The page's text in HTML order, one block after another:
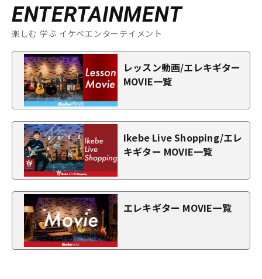
ENTERTAINMENT
楽しむ 学ぶ イケベエンターテイメント
レッスン動画/エレキギター
MOVIE一覧
Ikebe Live Shopping/エレ
キギター MOVIE一覧
エレキギター MOVIE一覧